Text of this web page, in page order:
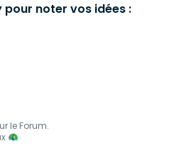
pour noter vos idées :
le Forum.
🦚